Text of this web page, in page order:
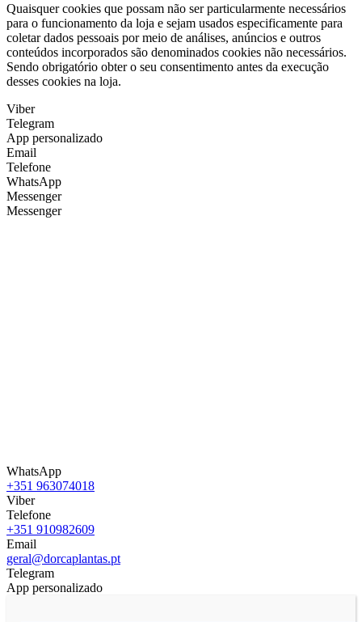
Quaisquer cookies que possam não ser particularmente necessários
para o funcionamento da loja e sejam usados especificamente para
coletar dados pessoais por meio de análises, anúncios e outros
conteúdos incorporados são denominados cookies não necessários.
Sendo obrigatório obter o seu consentimento antes da execução
desses cookies na loja.
Viber
Telegram
App personalizado
Email
Telefone
WhatsApp
Messenger
Messenger
WhatsApp
+351 963074018
Viber
Telefone
+351 910982609
Email
geral@dorcaplantas.pt
Telegram
App personalizado